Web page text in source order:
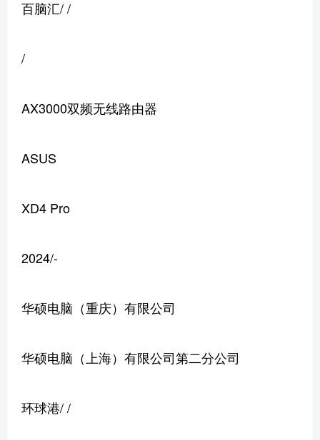
百脑汇/ /
/
AX3000双频无线路由器
ASUS
XD4 Pro
2024/-
华硕电脑（重庆）有限公司
华硕电脑（上海）有限公司第二分公司
环球港/ /